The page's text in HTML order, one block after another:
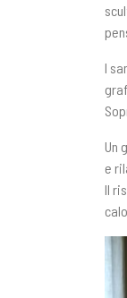
I
Un
e
Il